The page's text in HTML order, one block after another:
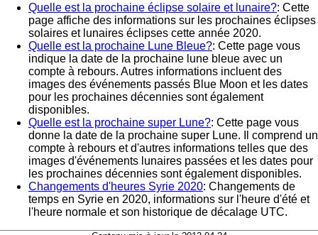
Quelle est la prochaine éclipse solaire et lunaire?: Cette
page affiche des informations sur les prochaines éclipses
solaires et lunaires éclipses cette année 2020.
Quelle est la prochaine Lune Bleue?: Cette page vous
indique la date de la prochaine lune bleue avec un
compte à rebours. Autres informations incluent des
images des événements passés Blue Moon et les dates
pour les prochaines décennies sont également
disponibles.
Quelle est la prochaine super Lune?: Cette page vous
donne la date de la prochaine super Lune. Il comprend un
compte à rebours et d'autres informations telles que des
images d'événements lunaires passées et les dates pour
les prochaines décennies sont également disponibles.
Changements d'heures Syrie 2020: Changements de
temps en Syrie en 2020, informations sur l'heure d'été et
l'heure normale et son historique de décalage UTC.